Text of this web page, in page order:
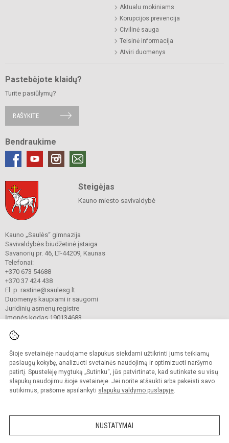
Šioje svetainėje naudojame slapukus siekdami užtikrinti jums teikiamų
paslaugų kokybę, analizuoti svetainės naudojimą ir optimizuoti naršymo
patirtį. Spustelėję mygtuką „Sutinku“, jūs patvirtinate, kad sutinkate su visų
slapukų naudojimu šioje svetainėje. Jei norite atšaukti arba pakeisti savo
sutikimus, prašome apsilankyti slapukų valdymo puslapyje.
NUSTATYMAI
Aktualu mokiniams
Korupcijos prevencija
Civilinė sauga
Teisinė informacija
Atviri duomenys
Pastebėjote klaidų?
Turite pasiūlymų?
RAŠYKITE
Bendraukime
Steigėjas
Kauno miesto savivaldybė
Kauno „Saulės“ gimnazija
Savivaldybės biudžetinė įstaiga
Savanorių pr. 46, LT-44209, Kaunas
Telefonai:
+370 673 54688
+370 37 424 438
El. p. rastine@saulesg.lt
Duomenys kaupiami ir saugomi
Juridinių asmenų registre
Įmonės kodas 190134683
© 2023 Kauno „Saulės“ gimnazija. Visos teisės saugomos.
Kopijuoti turinį be raštiško gimnazijos sutikimo griežtai draudžiama.
Prieinamumo paraiška Slapukų valdymas
Sumanus būdas atnaujinti